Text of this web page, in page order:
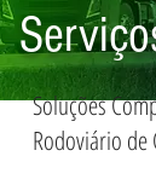
Soluções
Rodoviário de